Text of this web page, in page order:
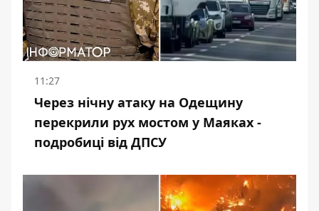
11:27
Через нічну атаку на Одещину
перекрили рух мостом у Маяках -
подробиці від ДПСУ